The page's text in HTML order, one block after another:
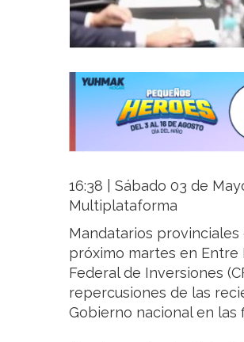
16:38 | Sábado 03 de
Multiplataforma
Mandatarios
próximo martes en Entre
Federal de Inversiones
repercusiones de las
Gobierno nacional en las